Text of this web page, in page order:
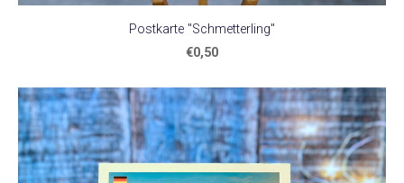
Postkarte "Schmetterling"
€0,50